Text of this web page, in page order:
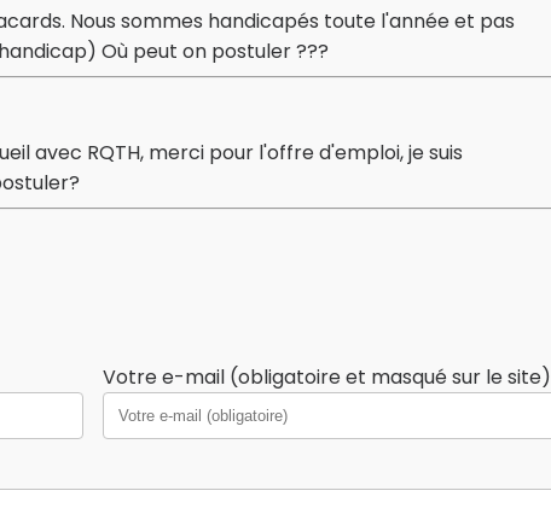
Nous sommes handicapés toute l'année et pas
Où peut on postuler ???
avec RQTH, merci pour l'offre d'emploi, je suis
Votre e-mail (obligatoire et masqué sur le site)